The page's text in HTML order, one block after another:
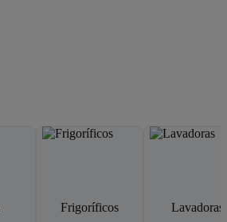
Frigoríficos Lavadoras